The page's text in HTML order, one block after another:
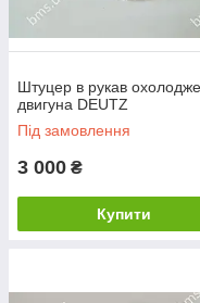
Штуцер в рукав
двигуна DEUTZ
Під замовлення
3 000 ₴
Купити